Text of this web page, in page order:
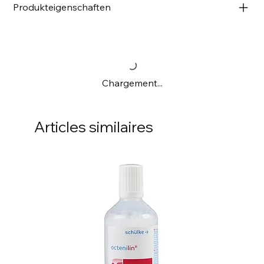
Produkteigenschaften
Chargement...
Articles similaires